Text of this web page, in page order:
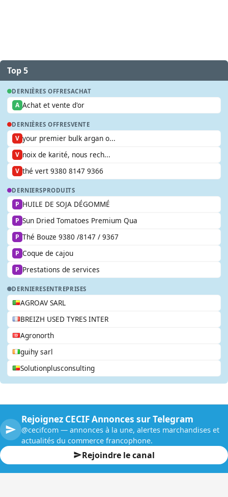
Top 5
DERNIÈRES OFFRESACHAT
A Achat et vente d'or
DERNIÈRES OFFRESVENTE
V your premier bulk argan o...
V noix de karité, nous rech...
V thé vert 9380 8147 9366
DERNIERSPRODUITS
P HUILE DE SOJA DÉGOMMÉ
P Sun Dried Tomatoes Premium Qua
P Thé Bouze 9380 /8147 / 9367
P Coque de cajou
P Prestations de services
DERNIERESENTREPRISES
AGROAV SARL
BREIZH USED TYRES INTER
Agronorth
guihy sarl
Solutionplusconsulting
Rejoignez CECIF Annonces sur Telegram
@cecifcom — annonces à la une, alertes marchandises et
actualités du commerce francophone.
Rejoindre le canal